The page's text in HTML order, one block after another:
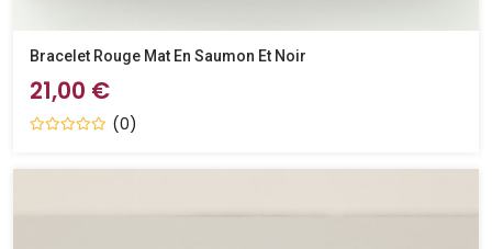
Bracelet Rouge Mat En Saumon Et Noir
21,00 €
(0)